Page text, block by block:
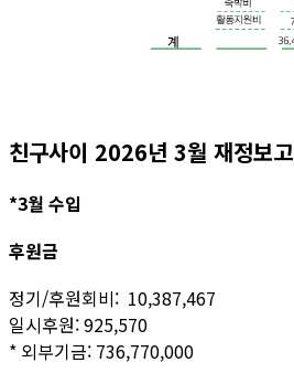
친구사이 2026년 3월 재정보고
*3월 수입
후원금
정기/후원회비: 10,387,467
일시후원: 925,570
* 외부기금: 736,770,000